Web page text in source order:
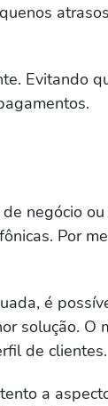
Evitando
negócio
Por
é
solução. O
de clientes.
a